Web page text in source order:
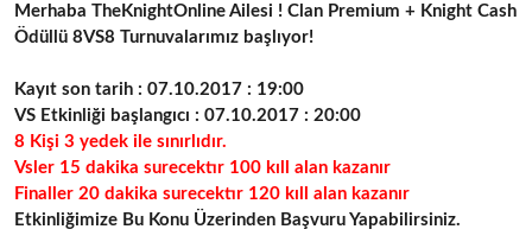
Merhaba TheKnightOnline Ailesi ! Clan Premium + Knight Cash
Ödüllü 8VS8 Turnuvalarımız başlıyor!
Kayıt son tarih : 07.10.2017 : 19:00
VS Etkinliği başlangıcı : 07.10.2017 : 20:00
8 Kişi 3 yedek ile sınırlıdır.
Vsler 15 dakika surecektır 100 kıll alan kazanır
Finaller 20 dakika surecektır 120 kıll alan kazanır
Etkinliğimize Bu Konu Üzerinden Başvuru Yapabilirsiniz.